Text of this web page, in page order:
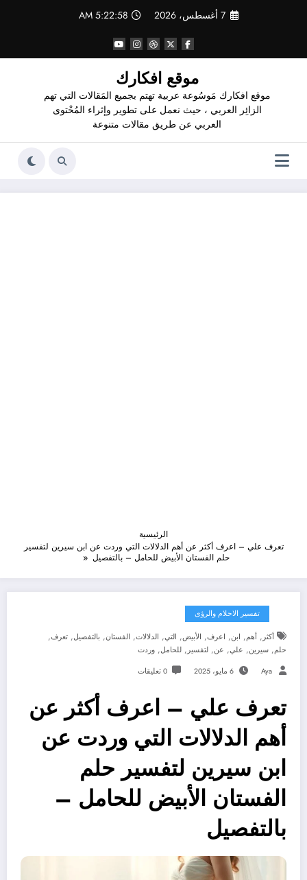
7 أغسطس، 2026 5:22:59 AM
موقع افكارك
موقع افكارك مَوسُوعة عربية تهتم بجميع المَقالات التي تهم
الزائِر العربي ، حيث نعمل على تطوير وإثراء المُحْتوى
العربي عن طريق مقالات متنوعة
الرئيسية
تعرف علي – اعرف أكثر عن أهم الدلالات التي وردت عن ابن سيرين لتفسير
حلم الفستان الأبيض للحامل – بالتفصيل
تفسير الاحلام والرؤى
أكثر , أهم, ابن, اعرف, الأبيض, التي, الدلالات, الفستان, بالتفصيل, تعرف,
حلم, سيرين, علي, عن, لتفسير , للحامل, وردت
Aya 6 مايو، 2025 0 تعليقات
تعرف علي – اعرف أكثر عن
أهم الدلالات التي وردت عن
ابن سيرين لتفسير حلم
الفستان الأبيض للحامل –
بالتفصيل